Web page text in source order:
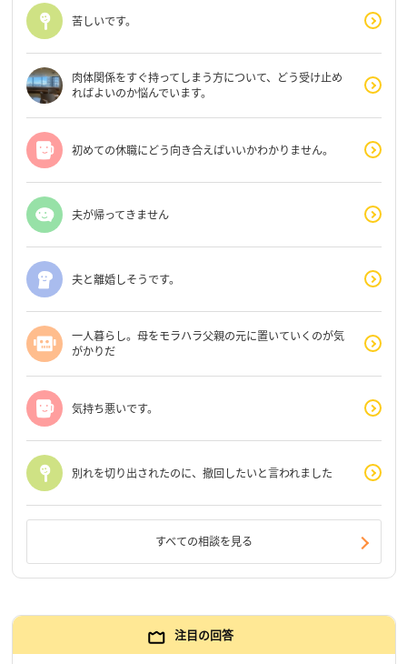
苦しいです。
肉体関係をすぐ持ってしまう方について、どう受け止め
ればよいのか悩んでいます。
初めての休職にどう向き合えばいいかわかりません。
夫が帰ってきません
夫と離婚しそうです。
一人暮らし。母をモラハラ父親の元に置いていくのが気
がかりだ
気持ち悪いです。
別れを切り出されたのに、撤回したいと言われました
すべての相談を見る
注目の回答